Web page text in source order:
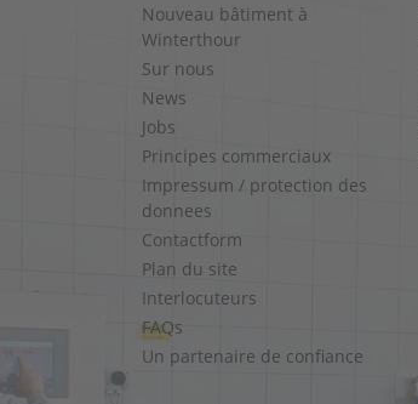
Nouveau bâtiment à
Winterthour
Sur nous
News
Jobs
Principes commerciaux
Impressum / protection des
donnees
Contactform
Plan du site
Interlocuteurs
FAQs
Un partenaire de confiance